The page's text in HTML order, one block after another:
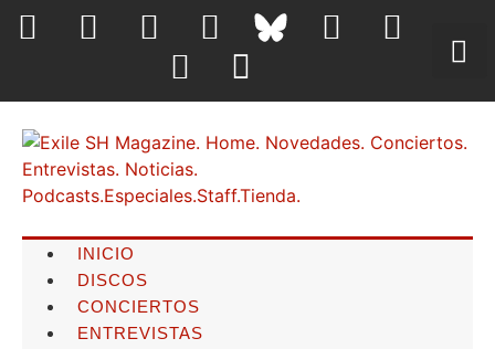
INICIO
DISCOS
CONCIERTOS
ENTREVISTAS